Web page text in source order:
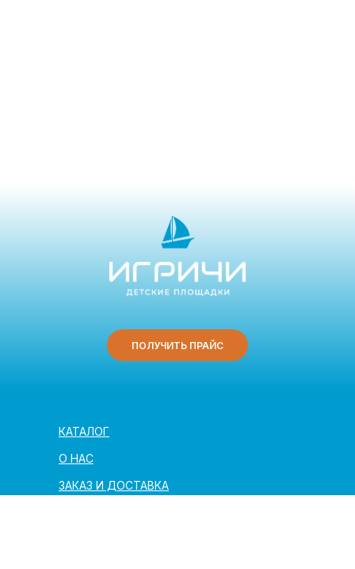
ЗАКАЗ И ДОСТАВКА
О НАС
КАТАЛОГ
ПОЛУЧИТЬ ПРАЙС